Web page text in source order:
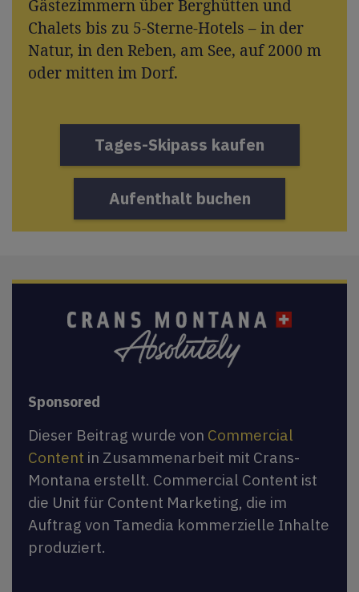
Gästezimmern über Berghütten und
Chalets bis zu 5-Sterne-Hotels – in der
Natur, in den Reben, am See, auf 2000 m
oder mitten im Dorf.
Tages-Skipass kaufen
Aufenthalt buchen
Sponsored
Dieser Beitrag wurde von Commercial
Content in Zusammenarbeit mit Crans-
Montana erstellt. Commercial Content ist
die Unit für Content Marketing, die im
Auftrag von Tamedia kommerzielle Inhalte
produziert.